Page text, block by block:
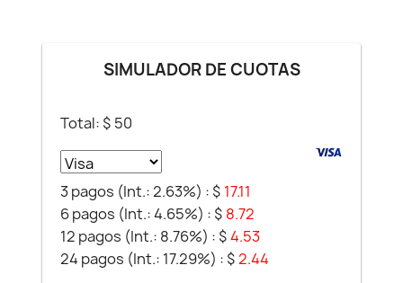
SIMULADOR DE CUOTAS
Total: $ 50
3 pagos (Int.: 2.63%) : $ 17.11
6 pagos (Int.: 4.65%) : $ 8.72
12 pagos (Int.: 8.76%) : $ 4.53
24 pagos (Int.: 17.29%) : $ 2.44